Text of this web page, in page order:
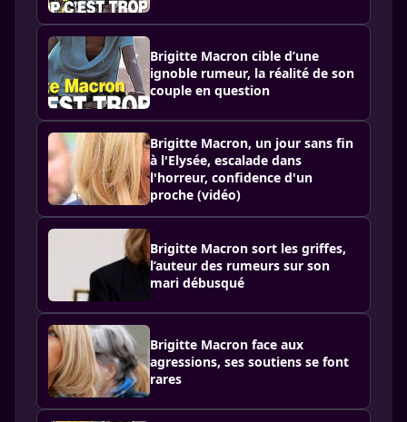
Brigitte Macron cible d’une
ignoble rumeur, la réalité de son
couple en question
Brigitte Macron, un jour sans fin
à l'Elysée, escalade dans
l'horreur, confidence d'un
proche (vidéo)
Brigitte Macron sort les griffes,
l’auteur des rumeurs sur son
mari débusqué
Brigitte Macron face aux
agressions, ses soutiens se font
rares